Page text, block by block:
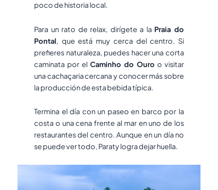
poco de historia local.
Para un rato de relax, dirígete a la Praia do
Pontal, que está muy cerca del centro. Si
prefieres naturaleza, puedes hacer una corta
caminata por el Caminho do Ouro o visitar
una cachaçaria cercana y conocer más sobre
la producción de esta bebida típica.
Termina el día con un paseo en barco por la
costa o una cena frente al mar en uno de los
restaurantes del centro. Aunque en un día no
se puede ver todo, Paraty logra dejar huella.